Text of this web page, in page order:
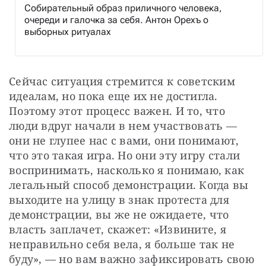
Собирательный образ приличного человека,
очереди и галочка за себя. Антон Орехъ о
выборных ритуалах
Сейчас ситуация стремится к советским
идеалам, но пока еще их не достигла.
Поэтому этот процесс важен. И то, что
люди вдруг начали в нем участвовать —
они не глупее нас с вами, они понимают,
что это такая игра. Но они эту игру стали
воспринимать, насколько я понимаю, как
легальный способ демонстрации. Когда вы
выходите на улицу в знак протеста для
демонстрации, вы же не ожидаете, что
власть заплачет, скажет: «Извините, я
неправильно себя вела, я больше так не
буду», — но вам важно зафиксировать свою